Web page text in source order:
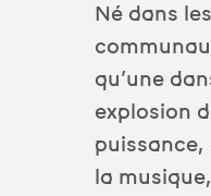
Né dans
qu’une
explosion
puissance,
la